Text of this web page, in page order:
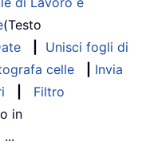
(Testo
Unisci fogli di
celle
Invia
Filtro
in